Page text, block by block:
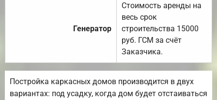
Генератор
Стоимость аренды на
весь срок
строительства 15000
руб. ГСМ за счёт
Заказчика.
Постройка каркасных домов производится в двух
вариантах: под усадку, когда дом будет отстаиваться